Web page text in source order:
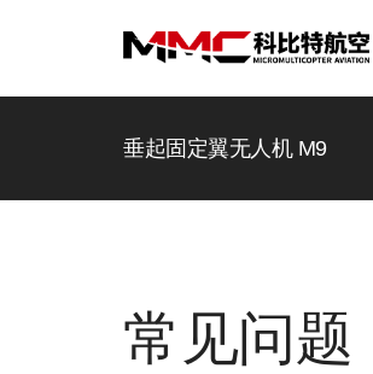
垂起固定翼无人机 M9
常见问题